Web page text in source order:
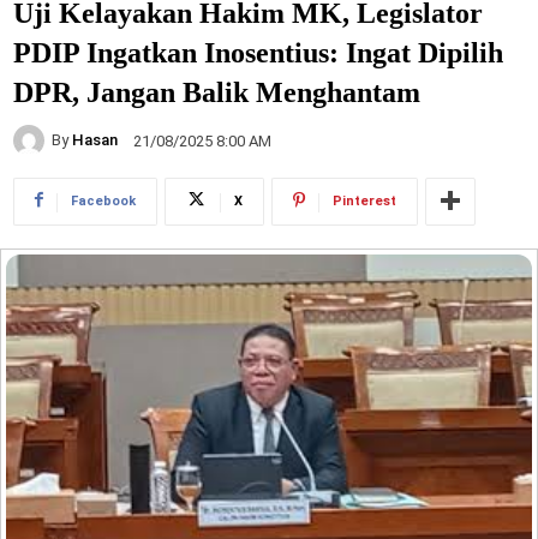
Uji Kelayakan Hakim MK, Legislator
PDIP Ingatkan Inosentius: Ingat Dipilih
DPR, Jangan Balik Menghantam
By Hasan 21/08/2025 8:00 AM
Facebook X Pinterest